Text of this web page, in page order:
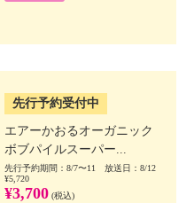
先行予約受付中
エアーかおるオーガニック
ボブパイルスーパー...
先行予約期間：8/7〜11 放送日：8/12
¥5,720
¥3,700 (税込)